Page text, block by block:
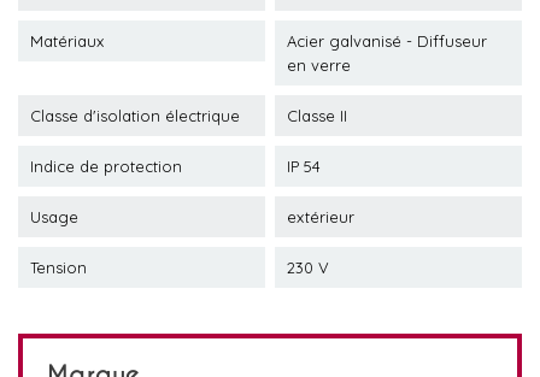
Matériaux
Acier galvanisé - Diffuseur
en verre
Classe d'isolation électrique Classe II
Indice de protection IP 54
Usage extérieur
Tension 230 V